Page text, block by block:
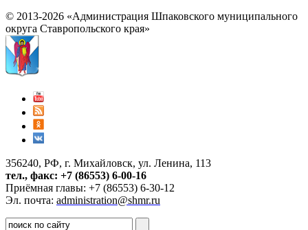
© 2013-2026 «Администрация Шпаковского муниципального
округа Ставропольского края»
356240, РФ, г. Михайловск, ул. Ленина, 113
тел., факс: +7 (86553) 6-00-16
Приёмная главы: +7 (86553) 6-30-12
Эл. почта: administration@shmr.ru